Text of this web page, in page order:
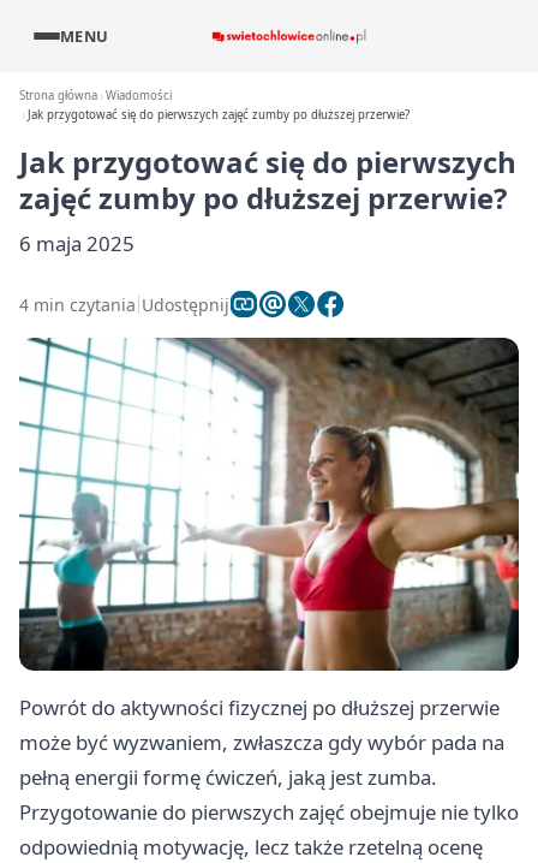
MENU
Strona główna Wiadomości
Jak przygotować się do pierwszych zajęć zumby po dłuższej przerwie?
Jak przygotować się do pierwszych
zajęć zumby po dłuższej przerwie?
6 maja 2025
4 min czytania Udostępnij
Powrót do aktywności fizycznej po dłuższej przerwie
może być wyzwaniem, zwłaszcza gdy wybór pada na
pełną energii formę ćwiczeń, jaką jest zumba.
Przygotowanie do pierwszych zajęć obejmuje nie tylko
odpowiednią motywację, lecz także rzetelną ocenę